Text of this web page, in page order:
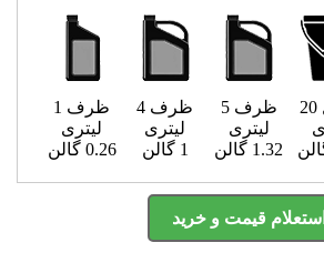
سطل 20
ظرف 5
لیتری
1.32 گالن
ظرف 4
لیتری
1 گالن
ظرف 1
لیتری
0.26 گالن
استعلام قیمت و خرید